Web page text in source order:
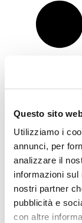
Questo sito
Utilizziamo i
annunci, per
analizzare il
informazioni
nostri partner
pubblicità e
con altre